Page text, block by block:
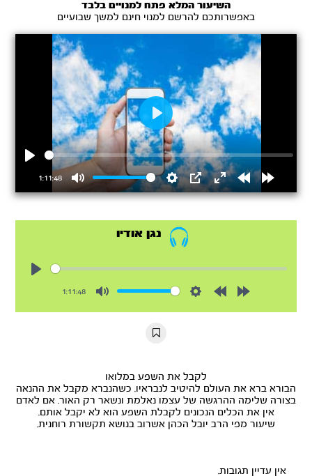
השיעור המלא פתח למנויים בלבד
באפשרותכם להרשם למנוי חינם למשך שבועיים
1:11:48
Mute Settings
PIP
EnterRewindForward
Play
נגן אודיו
1:11:48
לקבל את השפע במלואו
הבורא ברא את העולם להיטיב לנבראיו. כשהנברא מקבל את ההנאה
בצורה שלימה ההרגשה של עצמו נאלמת ונשאר רק האור. אם לאדם
אין את הכלים הנכונים לקבלת השפע הוא לא יקבל אותם.
שיעור מפי הרב יובל הכהן אשרוב בנושא תקשורת רוחנית.
אין עדיין תגובות.